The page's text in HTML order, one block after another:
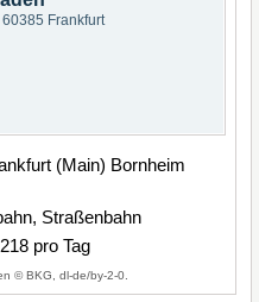
Frankfurt
(Main) Bornheim
Straßenbahn
pro Tag
© BKG, dl-de/by-2-0.